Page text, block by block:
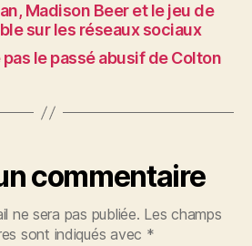
Madison Beer et le jeu de
sur les réseaux sociaux
le passé abusif de Colton
commentaire
ne sera pas publiée. Les champs
sont indiqués avec *